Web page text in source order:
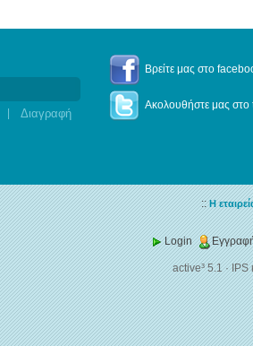
Βρείτε μας στο
Ακολουθήστε μας στο
::Η
Login
active³ 5.1·IPS